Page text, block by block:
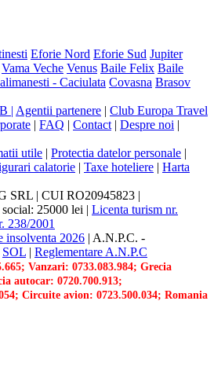
Eforie Nord Eforie Sud Jupiter
Vama Veche Venus Baile Felix Baile
- Caciulata Covasna Brasov
| Agentii partenere | Club Europa Travel
| FAQ | Contact | Despre noi |
utile | Protectia datelor personale |
calatorie | Taxe hoteliere | Harta
SRL | CUI RO20945823 |
25000 lei | Licenta turism nr.
238/2001
insolventa 2026 | A.N.P.C. -
SOL | Reglementare A.N.P.C
Vanzari: 0733.083.984; Grecia
autocar: 0720.700.913;
Circuite avion: 0723.500.034; Romania